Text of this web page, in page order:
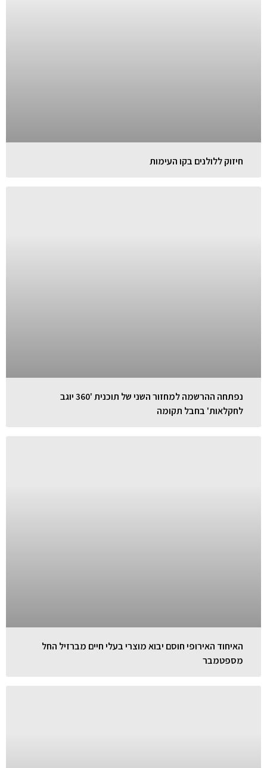
חיזוק ללולנים בקו העימות
נפתחה ההרשמה למחזור השני של תוכנית '360 יוגב
לחקלאות' בחבל תקומה
האיחוד האירופי חוסם יבוא מוצרי בעלי חיים מברזיל החל
מספטמבר